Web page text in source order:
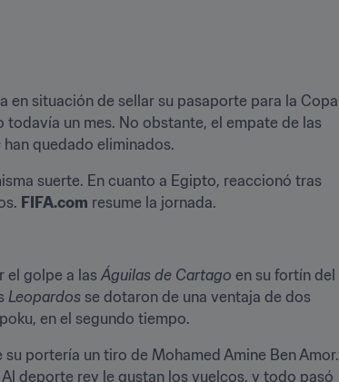
en situación de sellar su pasaporte para la Copa
han quedado eliminados.
suerte. En cuanto a Egipto, reaccionó tras
FIFA.com resume la jornada.
el golpe a las Águilas de Cartago en su fortín del
Leopardos se dotaron de una ventaja de dos
en el segundo tiempo.
portería un tiro de Mohamed Amine Ben Amor.
deporte rey le gustan los vuelcos, y todo pasó